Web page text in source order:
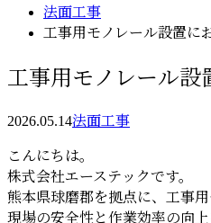
法面工事
工事用モノレール設置に
工事用モノレール設
2026.05.14法面工事
こんにちは。
株式会社エーステックです。
熊本県球磨郡を拠点に、工事
現場の安全性と作業効率の向